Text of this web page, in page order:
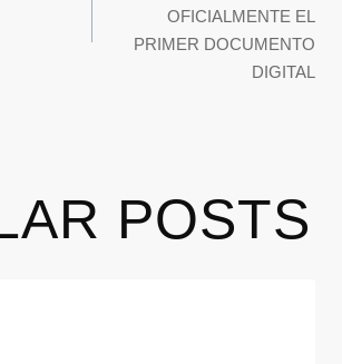
OFICIALMENTE EL
PRIMER DOCUMENTO
DIGITAL
POSTS